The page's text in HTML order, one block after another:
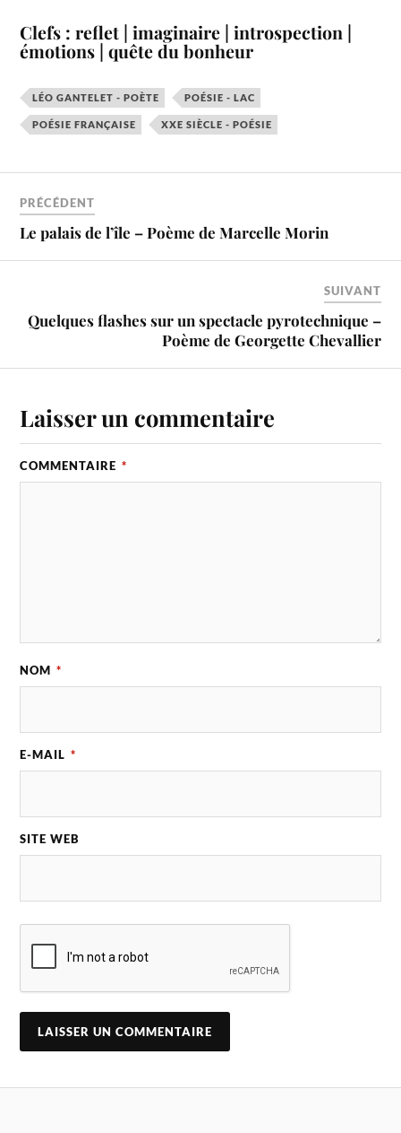
Clefs : reflet | imaginaire | introspection |
émotions | quête du bonheur
LÉO GANTELET - POÈTE POÉSIE - LAC
POÉSIE FRANÇAISE XXE SIÈCLE - POÉSIE
PRÉCÉDENT
Le palais de l’île – Poème de Marcelle Morin
SUIVANT
Quelques flashes sur un spectacle pyrotechnique –
Poème de Georgette Chevallier
Laisser un commentaire
COMMENTAIRE *
NOM *
E-MAIL *
SITE WEB